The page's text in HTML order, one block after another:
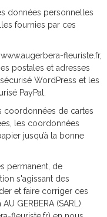
données personnelles
fournies par ces
fleuriste.fr,
postales et adresses
WordPress et les
PayPal.
coordonnées de cartes
les coordonnées
jusqu’à la bonne
permanent, de
s'agissant des
et faire corriger ces
GERBERA (SARL)